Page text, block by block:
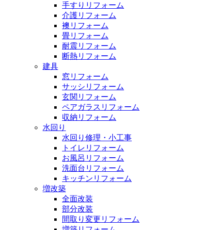
手すりリフォーム
介護リフォーム
襖リフォーム
畳リフォーム
耐震リフォーム
断熱リフォーム
建具
窓リフォーム
サッシリフォーム
玄関リフォーム
ペアガラスリフォーム
収納リフォーム
水回り
水回り修理・小工事
トイレリフォーム
お風呂リフォーム
洗面台リフォーム
キッチンリフォーム
増改築
全面改装
部分改装
間取り変更リフォーム